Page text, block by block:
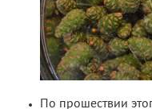
По прошествии